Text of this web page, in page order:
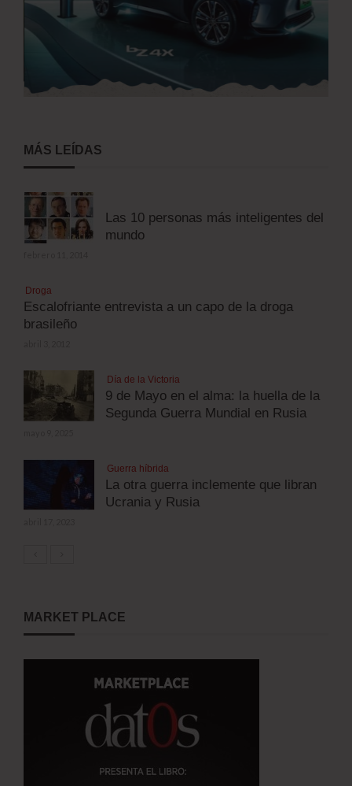
MÁS LEÍDAS
Las 10 personas más inteligentes del
mundo
Droga
Escalofriante entrevista a un capo de la droga
brasileño
Día de la Victoria
9 de Mayo en el alma: la huella de la
Segunda Guerra Mundial en Rusia
Guerra híbrida
La otra guerra inclemente que libran
Ucrania y Rusia
MARKET PLACE